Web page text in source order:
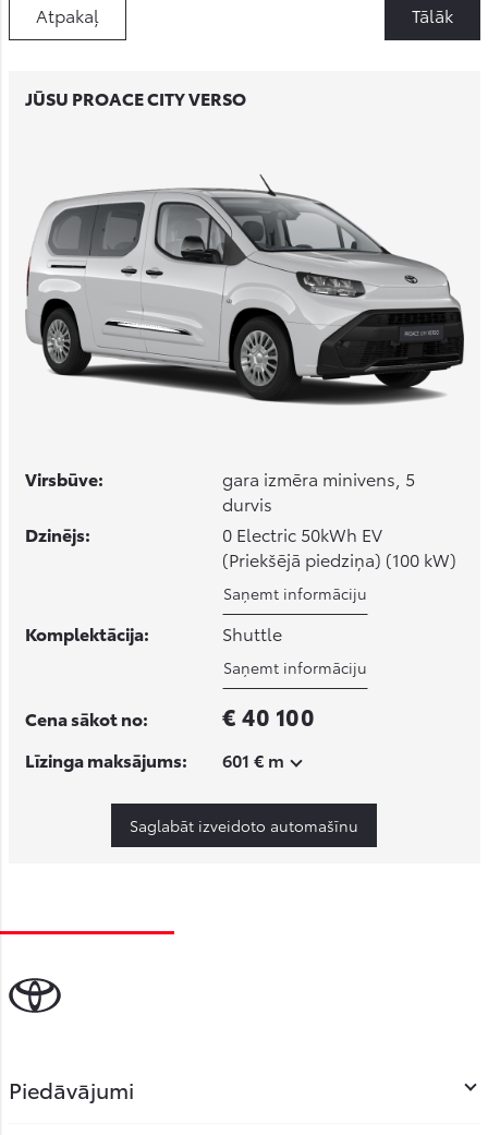
Atpakaļ Tālāk
JŪSU PROACE CITY VERSO
Virsbūve:
gara izmēra minivens, 5
durvis
Dzinējs:
0 Electric 50kWh EV
(Priekšējā piedziņa) (100 kW)
Saņemt informāciju
Komplektācija: Shuttle
Saņemt informāciju
Cena sākot no: € 40 100
Līzinga maksājums: 601 € m
Saglabāt izveidoto automašīnu
Piedāvājumi